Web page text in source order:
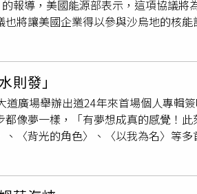
名產業高層、投資人、分析師與政策
土磁鐵為例，理特諮詢公司（Arthur
源僅能供應300公噸。而到今年年底前
礦物之一，在被製造成用於先進武器
年以來便未曾生產鎢，而鉭的生產則
畫在2028年前開啟美國1座鎢礦，而
前尚未公布開採時間表。對此，礦
產足夠礦物，以終止目前的豁免措施
鍵礦物的礦藏儲量，但缺乏開採與加
前控制全球該產業超過80%的市場
口實施限制，全球製造業價值6.5兆
當承包商證明自己已「竭盡所能」避
報導，美國能源部表示，這項協議將
將讓美國企業得以參與沙烏地的核能
地阿拉伯能源大臣阿卜杜勒阿齊茲親
的雙邊協議。萊特表示，這項協議將
美國與外國合作發展民用核能必須經
Sumner）將這項協議形容為「具有
化能源安全，同時擴大美國產業的商
發電的重要關鍵。西屋目前則由加
公司」（Brookfield）共同持有。提
核能設備。辛茲補充：「如果沒有這
發」
廣場舉辦出道24年來首場個人專輯
像夢一樣，「有夢想成真的感覺！
〈背光的角色〉、〈以我為名〉等多
一路陪伴自己的老婆，感謝她在人
刮樂，希望替他把「三塊錢」變成「